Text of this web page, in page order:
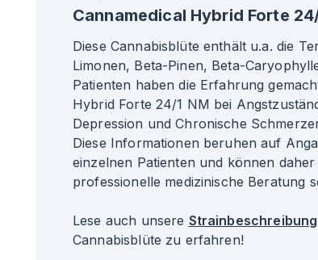
Cannamedical Hybrid Forte
Diese Cannabisblüte enthält u.a. die
Limonen, Beta-Pinen, Beta-
Patienten haben die Erfahrung
Hybrid Forte 24/1 NM bei
Depression und Chronische
Diese Informationen beruhen auf
einzelnen Patienten und können
professionelle medizinische Beratung
Lese auch unsere Strainbeschreibung
Cannabisblüte zu erfahren!